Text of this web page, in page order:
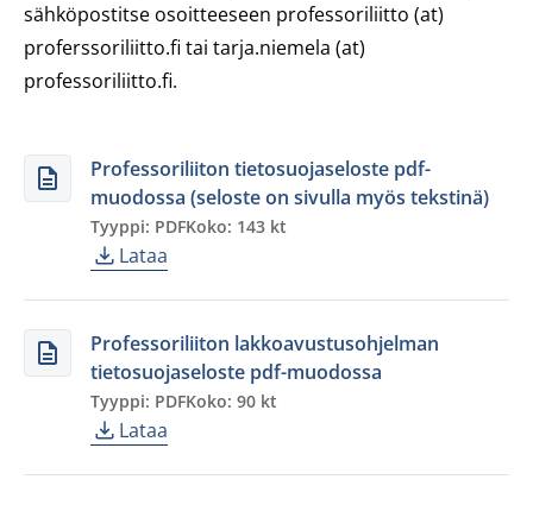
sähköpostitse osoitteeseen professoriliitto (at)
proferssoriliitto.fi tai tarja.niemela (at)
professoriliitto.fi.
Professoriliiton tietosuojaseloste pdf-
muodossa (seloste on sivulla myös tekstinä)
Tyyppi: PDFKoko: 143 kt
Lataa
Professoriliiton lakkoavustusohjelman
tietosuojaseloste pdf-muodossa
Tyyppi: PDFKoko: 90 kt
Lataa